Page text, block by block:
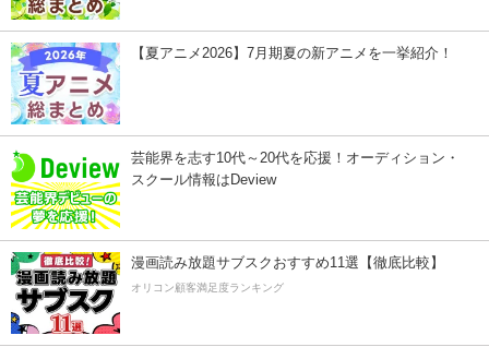
【夏アニメ2026】7月期夏の新アニメを一挙紹介！
芸能界を志す10代～20代を応援！オーディション・
スクール情報はDeview
漫画読み放題サブスクおすすめ11選【徹底比較】
オリコン顧客満足度ランキング